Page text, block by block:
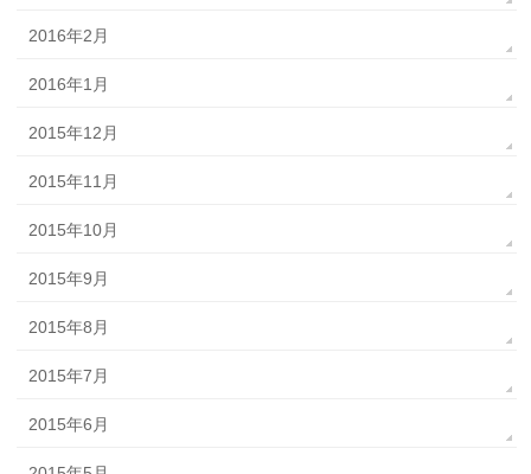
2016年2月
2016年1月
2015年12月
2015年11月
2015年10月
2015年9月
2015年8月
2015年7月
2015年6月